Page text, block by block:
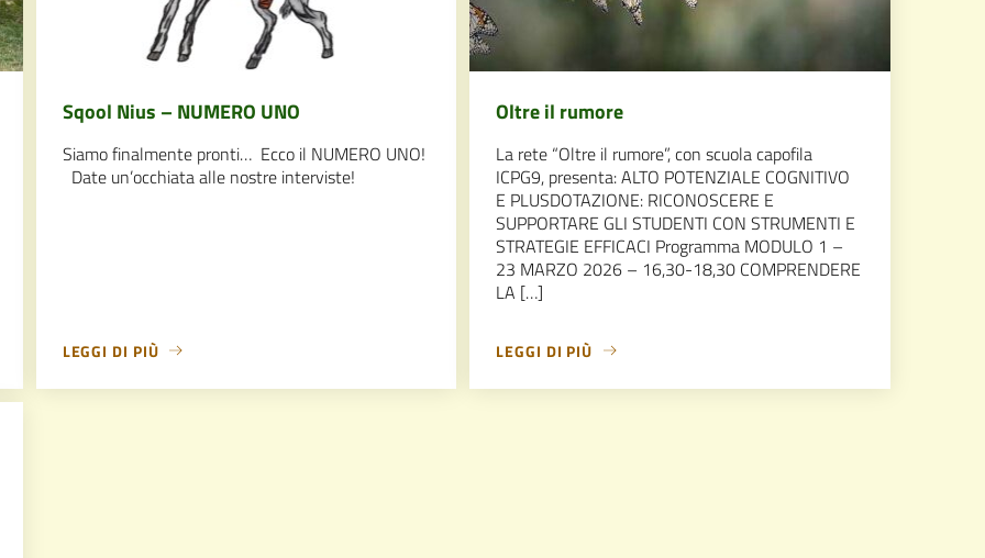
Sqool Nius – NUMERO UNO
Siamo finalmente pronti… Ecco il NUMERO UNO!
Date un’occhiata alle nostre interviste!
LEGGI DI PIÙ
Oltre il rumore
La rete “Oltre il rumore”, con scuola capofila
ICPG9, presenta: ALTO POTENZIALE COGNITIVO
E PLUSDOTAZIONE: RICONOSCERE E
SUPPORTARE GLI STUDENTI CON STRUMENTI E
STRATEGIE EFFICACI Programma MODULO 1 –
23 MARZO 2026 – 16,30-18,30 COMPRENDERE
LA […]
LEGGI DI PIÙ